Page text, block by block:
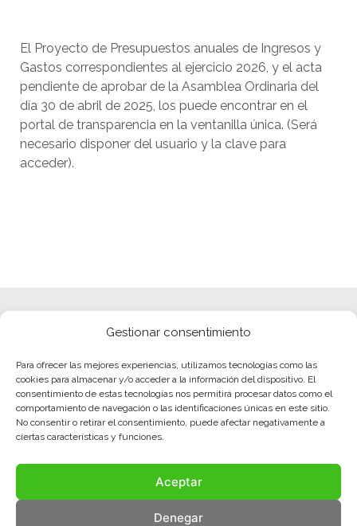
Gestionar consentimiento
Para ofrecer las mejores experiencias, utilizamos tecnologías como las
cookies para almacenar y/o acceder a la información del dispositivo. El
consentimiento de estas tecnologías nos permitirá procesar datos como el
comportamiento de navegación o las identificaciones únicas en este sitio.
No consentir o retirar el consentimiento, puede afectar negativamente a
ciertas características y funciones.
Aceptar
Denegar
El Proyecto de Presupuestos anuales de Ingresos y
Gastos correspondientes al ejercicio 2026, y el acta
pendiente de aprobar de la Asamblea Ordinaria del
día 30 de abril de 2025, los puede encontrar en el
portal de transparencia en la ventanilla única. (Será
necesario disponer del usuario y la clave para
acceder).